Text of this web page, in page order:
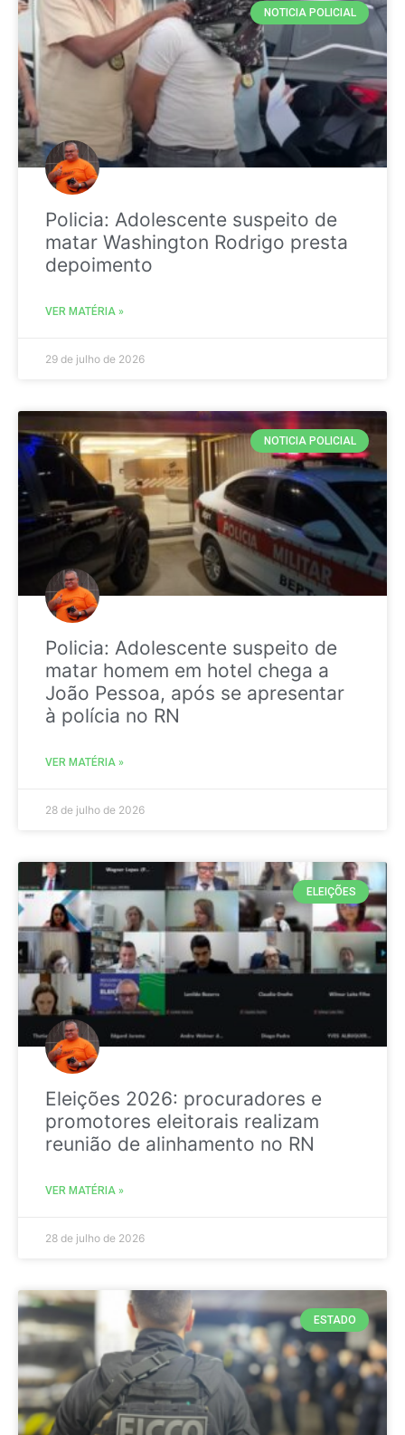
NOTICIA POLICIAL
Policia: Adolescente suspeito de
matar Washington Rodrigo presta
depoimento
VER MATÉRIA »
29 de julho de 2026
NOTICIA POLICIAL
Policia: Adolescente suspeito de
matar homem em hotel chega a
João Pessoa, após se apresentar
à polícia no RN
VER MATÉRIA »
28 de julho de 2026
ELEIÇÕES
Eleições 2026: procuradores e
promotores eleitorais realizam
reunião de alinhamento no RN
VER MATÉRIA »
28 de julho de 2026
ESTADO